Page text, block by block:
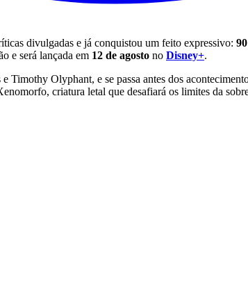
divulgadas e já conquistou um feito expressivo:
e será lançada em 12 de agosto no Disney+.
Timothy Olyphant, e se passa antes dos
criatura letal que desafiará os limites da